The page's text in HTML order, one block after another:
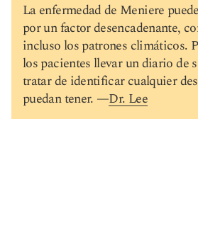
La enfermedad de Meniere
por un factor desencadenante,
incluso los patrones climáticos.
los pacientes llevar un diario de
tratar de identificar cualquier
puedan tener. —Dr. Lee